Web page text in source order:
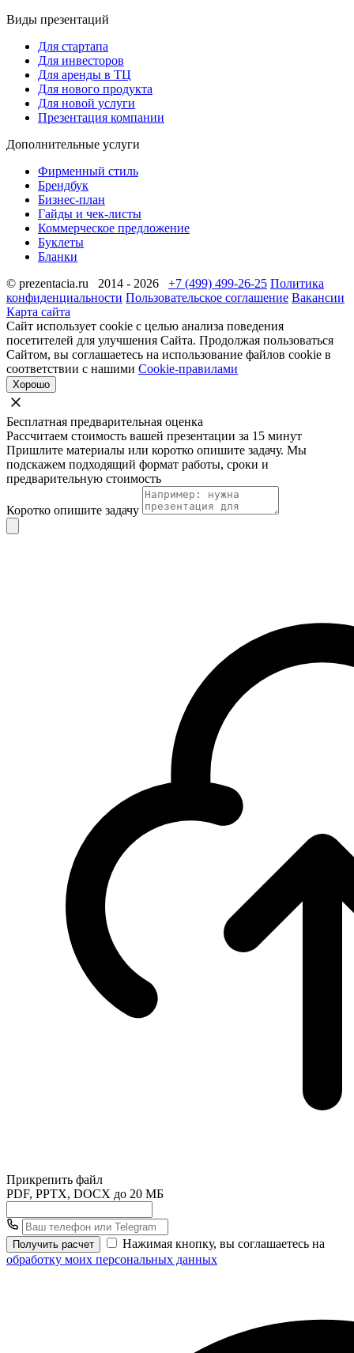
Виды презентаций
Для стартапа
Для инвесторов
Для аренды в ТЦ
Для нового продукта
Для новой услуги
Презентация компании
Дополнительные услуги
Фирменный стиль
Брендбук
Бизнес-план
Гайды и чек-листы
Коммерческое предложение
Буклеты
Бланки
© prezentacia.ru 2014 - 2026 +7 (499) 499-26-25 Политика
конфиденциальности Пользовательское соглашение Вакансии
Карта сайта
Сайт использует cookie с целью анализа поведения
посетителей для улучшения Сайта. Продолжая пользоваться
Сайтом, вы соглашаетесь на использование файлов cookie в
соответствии с нашими Cookie-правилами
Хорошо
Бесплатная предварительная оценка
Рассчитаем стоимость вашей презентации за 15 минут
Пришлите материалы или коротко опишите задачу. Мы
подскажем подходящий формат работы, сроки и
предварительную стоимость
Коротко опишите задачу
Прикрепить файл
PDF, PPTX, DOCX до 20 МБ
Получить расчет
Нажимая кнопку, вы соглашаетесь на
обработку моих персональных данных